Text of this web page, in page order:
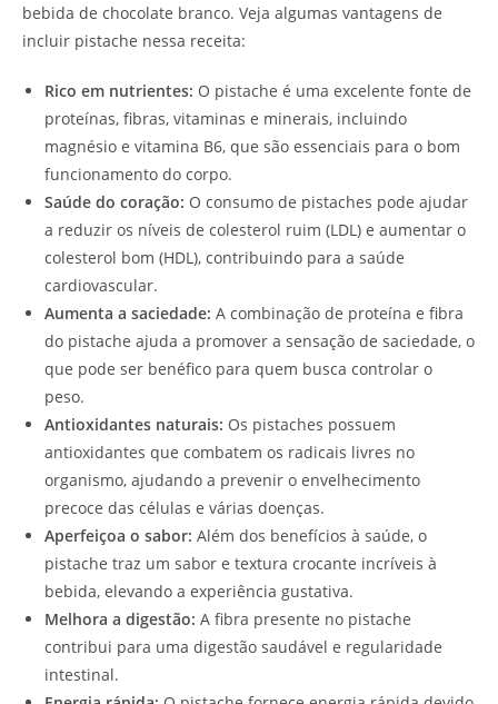
bebida de chocolate branco. Veja algumas vantagens de
incluir pistache nessa receita:
Rico em nutrientes: O pistache é uma excelente fonte de
proteínas, fibras, vitaminas e minerais, incluindo
magnésio e vitamina B6, que são essenciais para o bom
funcionamento do corpo.
Saúde do coração: O consumo de pistaches pode ajudar
a reduzir os níveis de colesterol ruim (LDL) e aumentar o
colesterol bom (HDL), contribuindo para a saúde
cardiovascular.
Aumenta a saciedade: A combinação de proteína e fibra
do pistache ajuda a promover a sensação de saciedade, o
que pode ser benéfico para quem busca controlar o
peso.
Antioxidantes naturais: Os pistaches possuem
antioxidantes que combatem os radicais livres no
organismo, ajudando a prevenir o envelhecimento
precoce das células e várias doenças.
Aperfeiçoa o sabor: Além dos benefícios à saúde, o
pistache traz um sabor e textura crocante incríveis à
bebida, elevando a experiência gustativa.
Melhora a digestão: A fibra presente no pistache
contribui para uma digestão saudável e regularidade
intestinal.